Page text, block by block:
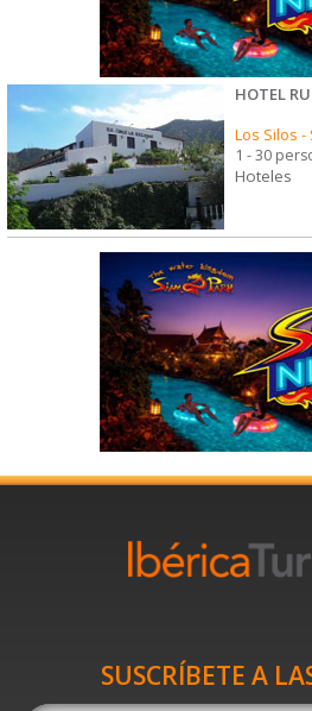
HOTEL
Los Silos -
1 - 30
Hoteles
SUSCRÍBETE A